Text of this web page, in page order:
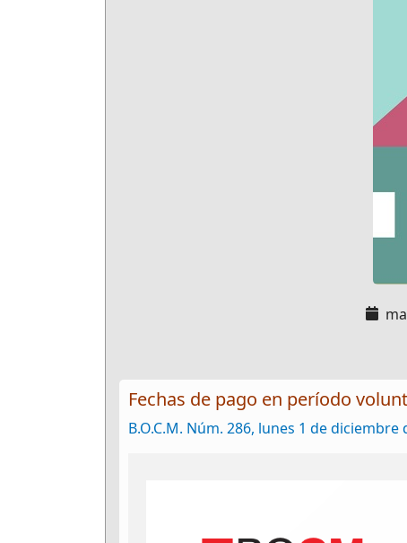
Fechas de pago en período
B.O.C.M. Núm. 286, lunes 1 de diciembre